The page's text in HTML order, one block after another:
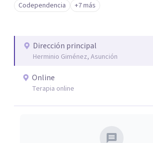
Codependencia
+7 más
Dirección principal
Herminio Giménez, Asunción
Online
Terapia online